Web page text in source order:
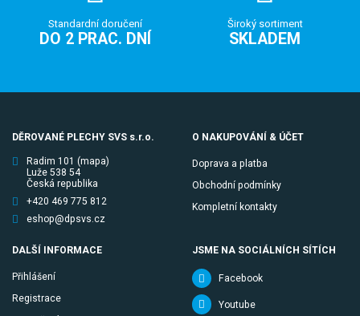
Standardní doručení
DO 2 PRAC. DNÍ
Široký sortiment
SKLADEM
DĚROVANÉ PLECHY SVS s.r.o.
Radim 101 (mapa)
Luže 538 54
Česká republika
+420 469 775 812
eshop@dpsvs.cz
O NAKUPOVÁNÍ & ÚČET
Doprava a platba
Obchodní podmínky
Kompletní kontakty
DALŠÍ INFORMACE
Přihlášení
Registrace
JSME NA SOCIÁLNÍCH SÍTÍCH
Facebook
Youtube